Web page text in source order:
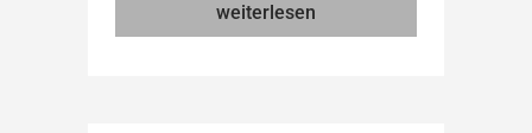
weiterlesen